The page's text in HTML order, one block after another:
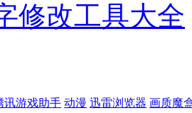
修改工具大全
讯游戏助手 动漫 迅雷浏览器 画质魔